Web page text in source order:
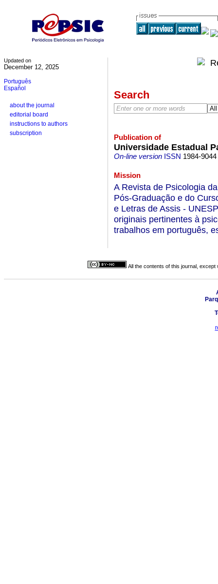
Updated on
December 12, 2025
Português
Español
about the journal
editorial board
instructions to authors
subscription
Search
Publication of
Universidade Estadual
On-line versionISSN 1984-9044
Mission
A Revista de Psicologia
Pós-Graduação e do
e Letras de Assis -
originais pertinentes à
trabalhos em português,
All the contents of this journal,